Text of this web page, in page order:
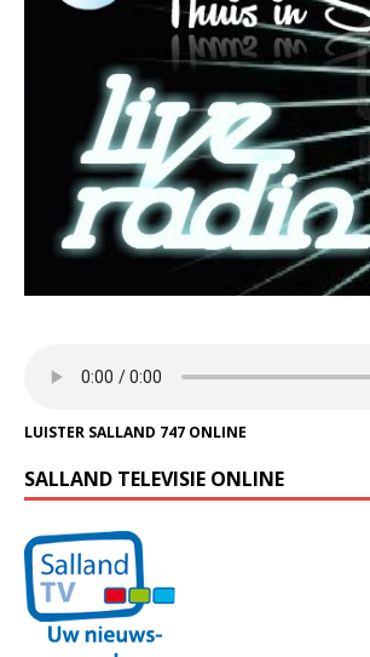
LUISTER SALLAND 747 ONLINE
SALLAND TELEVISIE ONLINE